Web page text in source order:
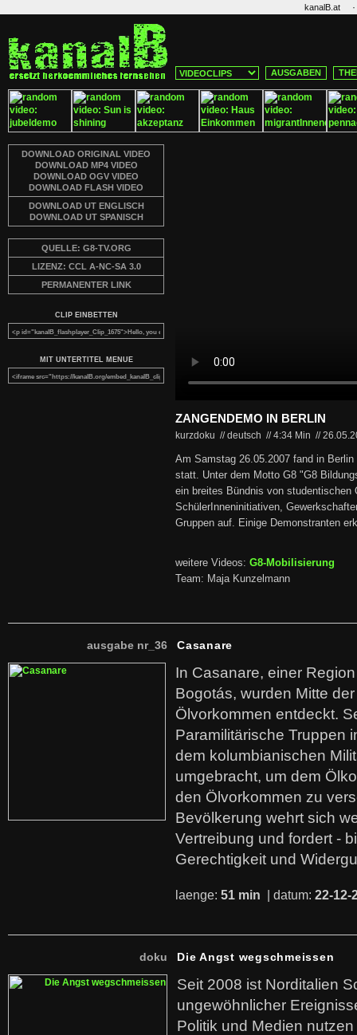
kanalB.at ·
AUSGABEN
DOWNLOAD ORIGINAL VIDEO
DOWNLOAD MP4 VIDEO
DOWNLOAD OGV VIDEO
DOWNLOAD FLASH VIDEO
DOWNLOAD UT ENGLISCH
DOWNLOAD UT SPANISCH
QUELLE: G8-TV.ORG
LIZENZ: CCL A-NC-SA 3.0
PERMANENTER LINK
CLIP EINBETTEN
MIT UNTERTITEL MENUE
ZANGENDEMO IN BERLIN
kurzdoku // deutsch //4:34 Min //
Am Samstag 26.05.2007 fand in
statt. Unter dem Motto G8 "G8
ein breites Bündnis von studentischen
SchülerInneninitiativen,
Gruppen auf. Einige Demonstranten
weitere Videos: G8-Mobilisierung
Team: Maja Kunzelmann
ausgabe nr_36 Casanare
In Casanare, einer
Bogotás, wurden Mitte
Ölvorkommen entdeckt.
Paramilitärische Truppen
dem kolumbianischen
umgebracht, um dem
den Ölvorkommen zu
Bevölkerung wehrt sich
Vertreibung und fordert -
Gerechtigkeit und
laenge: 51 min | datum: 22-12-
doku Die Angst wegschmeissen
Seit 2008 ist Norditalien
ungewöhnlicher
Politik und Medien